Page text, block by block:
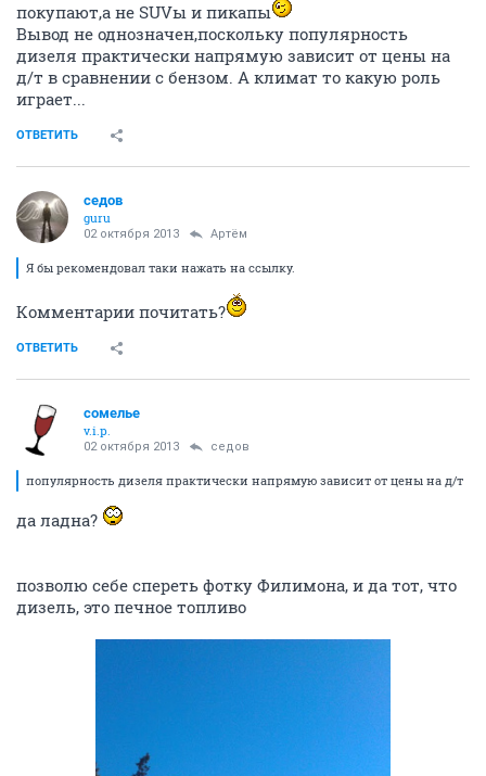
покупают,а не SUVы и пикапы
Вывод не однозначен,поскольку популярность
дизеля практически напрямую зависит от цены на
д/т в сравнении с бензом. А климат то какую роль
играет...
ОТВЕТИТЬ
седов
guru
02 октября 2013 Артём
Я бы рекомендовал таки нажать на ссылку.
Комментарии почитать?
ОТВЕТИТЬ
сомелье
v.i.p.
02 октября 2013 седов
популярность дизеля практически напрямую зависит от цены на д/т
да ладна?
позволю себе спереть фотку Филимона, и да тот, что
дизель, это печное топливо